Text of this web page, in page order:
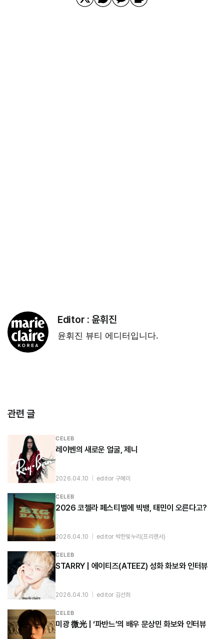
Editor :윤휘진
윤휘진 뷰티 에디터입니다.
관련 글
CELEB
레이벤의 새로운 얼굴, 제니
2026.04.10 editor 구혜미
CELEB
2026 코첼라 페스티벌에 빅뱅, 태민이 오른다고?
2026.04.10 editor 박한빛누리(프리랜서)
CELEB
STARRY | 에이티즈(ATEEZ) 성화 화보와 인터뷰
2026.04.10 editor 김선희
CELEB
미광 微光 | ‘파반느’의 배우 문상민 화보와 인터뷰